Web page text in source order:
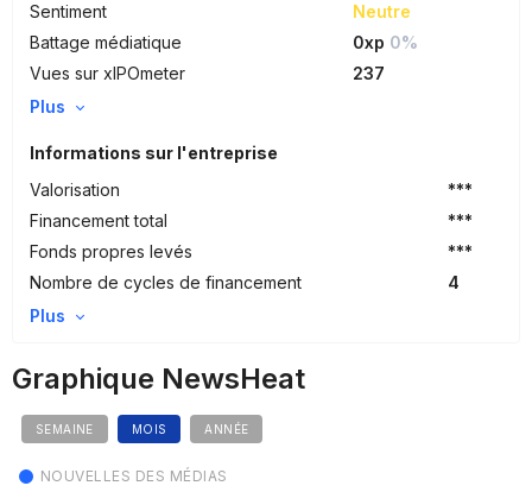
Sentiment
Neutre
Battage médiatique
0xp 0%
Vues sur xIPOmeter
237
Plus
Informations sur l'entreprise
Valorisation
***
Financement total
***
Fonds propres levés
***
Nombre de cycles de financement
4
Plus
Graphique NewsHeat
SEMAINE MOIS ANNÉE
NOUVELLES DES MÉDIAS